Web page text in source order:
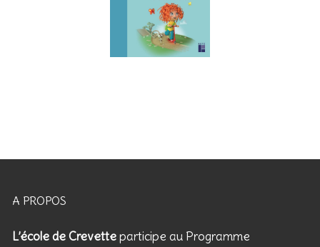
A PROPOS
L’école de Crevetteparticipe au Programme